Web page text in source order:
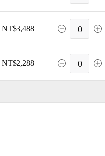
NT$3,488 0
NT$2,288 0